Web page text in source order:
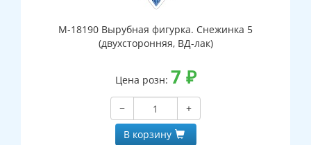
М-18190 Вырубная фигурка. Снежинка 5
(двухсторонняя, ВД-лак)
Цена розн: 7 ₽
−
+
В корзину